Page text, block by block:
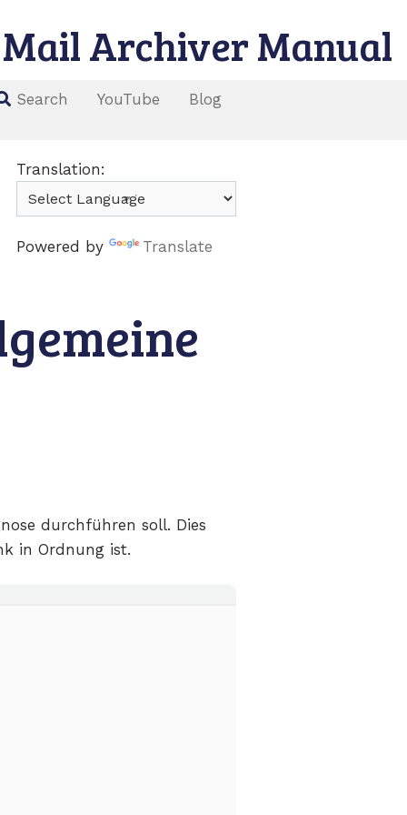
Mail Archiver Manual
Search YouTube Blog
Translation:
Powered by Translate
durchführen soll. Dies
in Ordnung ist.